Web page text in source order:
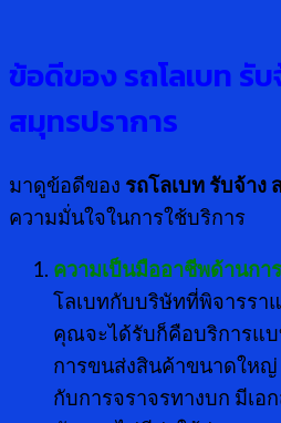
ข้อดีของรถโลเบท รั
สมุทรปราการ
มาดูข้อดีของ รถโลเบท รับจ้าง
ความมั่นใจในการใช้บริการ
ความเป็นมืออาชีพด้านกา
โลเบทกับบริษัทที่พิจารรา
คุณจะได้รับก็คือบริการแบ
การขนส่งสินค้าขนาดใหญ่
กับการจราจรทางบก มีเอ